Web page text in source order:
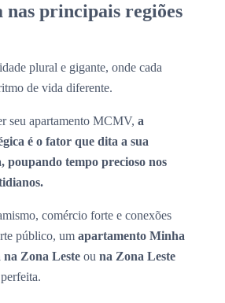
principais regiões
plural e gigante, onde cada
de vida diferente.
seu apartamento MCMV, a
é o fator que dita a sua
poupando tempo precioso nos
comércio forte e conexões
público, um apartamento Minha
Zona Leste ou na Zona Leste